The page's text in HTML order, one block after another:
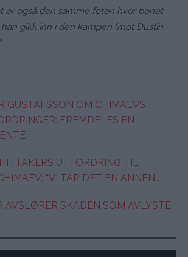
er også den samme foten hvor benet
gikk inn i den kampen (mot Dustin
GUSTAFSSON OM CHIMAEVS
FREMDELES EN
UTFORDRING TIL
“VI TAR DET EN ANNEN…
AVSLØRER SKADEN SOM AVLYSTE